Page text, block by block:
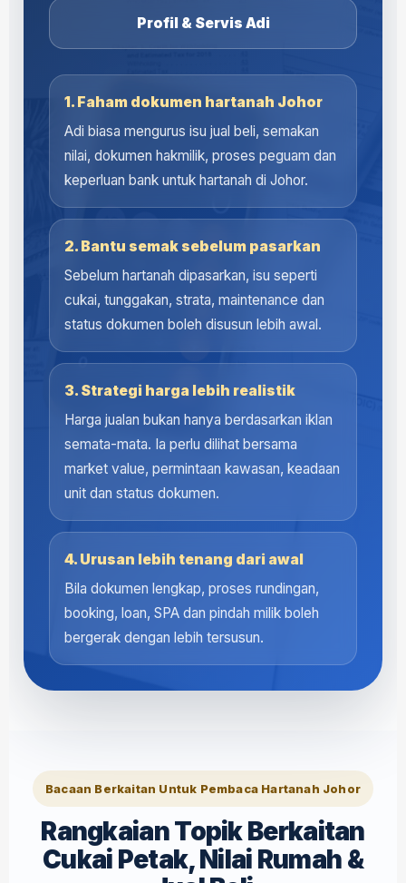
Profil & Servis Adi
1. Faham dokumen hartanah Johor
Adi biasa mengurus isu jual beli, semakan
nilai, dokumen hakmilik, proses peguam dan
keperluan bank untuk hartanah di Johor.
2. Bantu semak sebelum pasarkan
Sebelum hartanah dipasarkan, isu seperti
cukai, tunggakan, strata, maintenance dan
status dokumen boleh disusun lebih awal.
3. Strategi harga lebih realistik
Harga jualan bukan hanya berdasarkan iklan
semata-mata. Ia perlu dilihat bersama
market value, permintaan kawasan, keadaan
unit dan status dokumen.
4. Urusan lebih tenang dari awal
Bila dokumen lengkap, proses rundingan,
booking, loan, SPA dan pindah milik boleh
bergerak dengan lebih tersusun.
Bacaan Berkaitan Untuk Pembaca Hartanah Johor
Rangkaian Topik Berkaitan
Cukai Petak, Nilai Rumah &